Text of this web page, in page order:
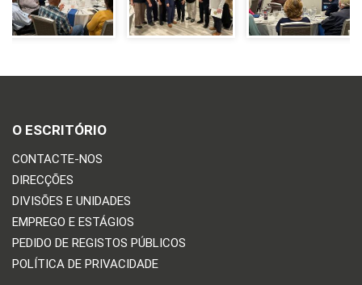
O ESCRITÓRIO
CONTACTE-NOS
DIRECÇÕES
DIVISÕES E UNIDADES
EMPREGO E ESTÁGIOS
PEDIDO DE REGISTOS PÚBLICOS
POLÍTICA DE PRIVACIDADE